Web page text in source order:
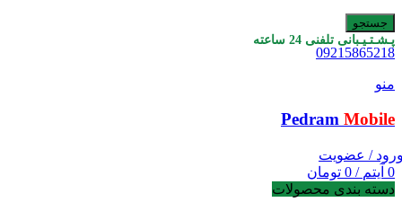
جستجو
پـشـتـیـبانی تلفنی 24 ساعته
09215865218
منو
Pedram Mobile
/ عضویت
0 آیتم /
0 تومان
دسته بندی محصولات